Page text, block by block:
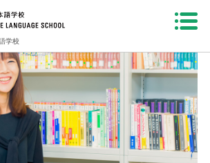
学校
2014年 在校生 : ポンピモンさん